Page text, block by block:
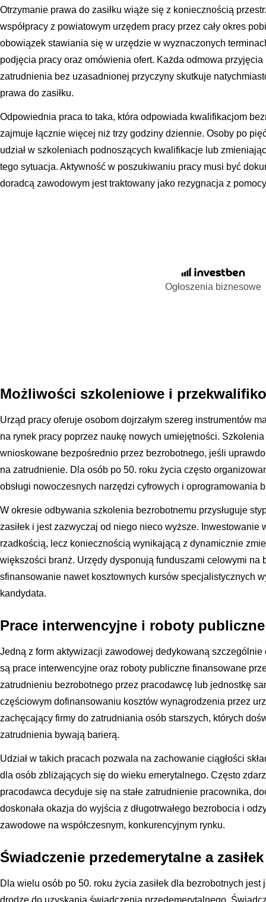
Otrzymanie prawa do zasiłku wiąże się z koniecznością
współpracy z powiatowym urzędem pracy przez cały okres
obowiązek stawiania się w urzędzie w wyznaczonych
podjęcia pracy oraz omówienia ofert. Każda odmowa
zatrudnienia bez uzasadnionej przyczyny skutkuje
prawa do zasiłku.
Odpowiednia praca to taka, która odpowiada kwalifikacjom
zajmuje łącznie więcej niż trzy godziny dziennie. Osoby po
udział w szkoleniach podnoszących kwalifikacje lub
tego sytuacja. Aktywność w poszukiwaniu pracy musi być
doradcą zawodowym jest traktowany jako rezygnacja z
Ogłoszenia biznesowe
Możliwości szkoleniowe i
Urząd pracy oferuje osobom dojrzałym szereg instrumentów
na rynek pracy poprzez naukę nowych umiejętności.
wnioskowane bezpośrednio przez bezrobotnego, jeśli
na zatrudnienie. Dla osób po 50. roku życia często
obsługi nowoczesnych narzędzi cyfrowych i oprogramowania
W okresie odbywania szkolenia bezrobotnemu przysługuje
zasiłek i jest zazwyczaj od niego nieco wyższe. Inwestowanie
rzadkością, lecz koniecznością wynikającą z dynamicznie
większości branż. Urzędy dysponują funduszami celowymi na
sfinansowanie nawet kosztownych kursów specjalistycznych
kandydata.
Prace interwencyjne i roboty publiczne
Jedną z form aktywizacji zawodowej dedykowaną
są prace interwencyjne oraz roboty publiczne finansowane
zatrudnieniu bezrobotnego przez pracodawcę lub jednostkę
częściowym dofinansowaniu kosztów wynagrodzenia przez
zachęcający firmy do zatrudniania osób starszych, których
zatrudnienia bywają barierą.
Udział w takich pracach pozwala na zachowanie ciągłości
dla osób zbliżających się do wieku emerytalnego. Często
pracodawca decyduje się na stałe zatrudnienie pracownika,
doskonała okazja do wyjścia z długotrwałego bezrobocia i
zawodowe na współczesnym, konkurencyjnym rynku.
Świadczenie przedemerytalne a
Dla wielu osób po 50. roku życia zasiłek dla bezrobotnych
drodze do uzyskania świadczenia przedemerytalnego.